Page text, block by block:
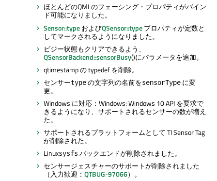
ほとんどのQMLのフェーシング・プロパティがバイン
ド可能になりました。
Sensor::typeおよびQSensor::typeプロパティが定数と
してマークされるようになりました。
ビジー状態もクリアできるよう、
QSensorBackend::sensorBusy()にパラメータを追加。
qtimestamp の typedef を削除。
センサーtypeの文字列の名前をsensorType に変
更。
Windows に対応：Windows: Windows 10 API を要求で
きるようになり、サポートされるセンサーの数が増え
た。
サポートされるプラットフォームとして TI Sensor Tag
が削除された。
Linuxsysfs バックエンドが削除されました。
センサージェスチャーのサポートが削除されました
（入力歓迎： QTBUG-97066）。